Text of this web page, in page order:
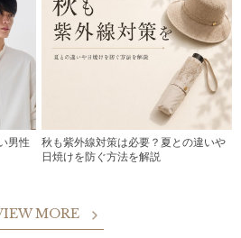
男性
秋も紫外線対策は必要？夏との違いや
日焼けを防ぐ方法を解説
MORE